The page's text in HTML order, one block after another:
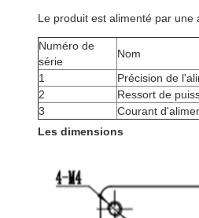
Le produit est alimenté par une
Numéro de
série
Nom
1
Précision de
2
Ressort de
3
Courant
Les dimensions